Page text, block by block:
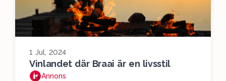
1 Jul, 2024
Vinlandet där Braai är en livsstil
Annons